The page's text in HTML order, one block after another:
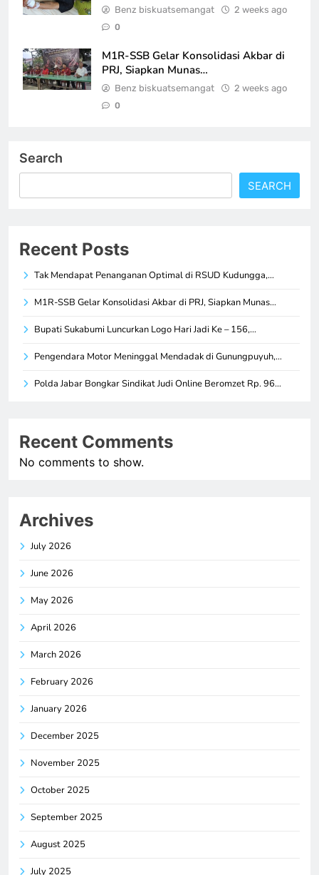
Benz biskuatsemangat 2 weeks ago
0
M1R-SSB Gelar Konsolidasi Akbar di
PRJ, Siapkan Munas…
Benz biskuatsemangat 2 weeks ago
0
Search
SEARCH
Recent Posts
Tak Mendapat Penanganan Optimal di RSUD Kudungga,…
M1R-SSB Gelar Konsolidasi Akbar di PRJ, Siapkan Munas…
Bupati Sukabumi Luncurkan Logo Hari Jadi Ke – 156,…
Pengendara Motor Meninggal Mendadak di Gunungpuyuh,…
Polda Jabar Bongkar Sindikat Judi Online Beromzet Rp. 96…
Recent Comments
No comments to show.
Archives
July 2026
June 2026
May 2026
April 2026
March 2026
February 2026
January 2026
December 2025
November 2025
October 2025
September 2025
August 2025
July 2025